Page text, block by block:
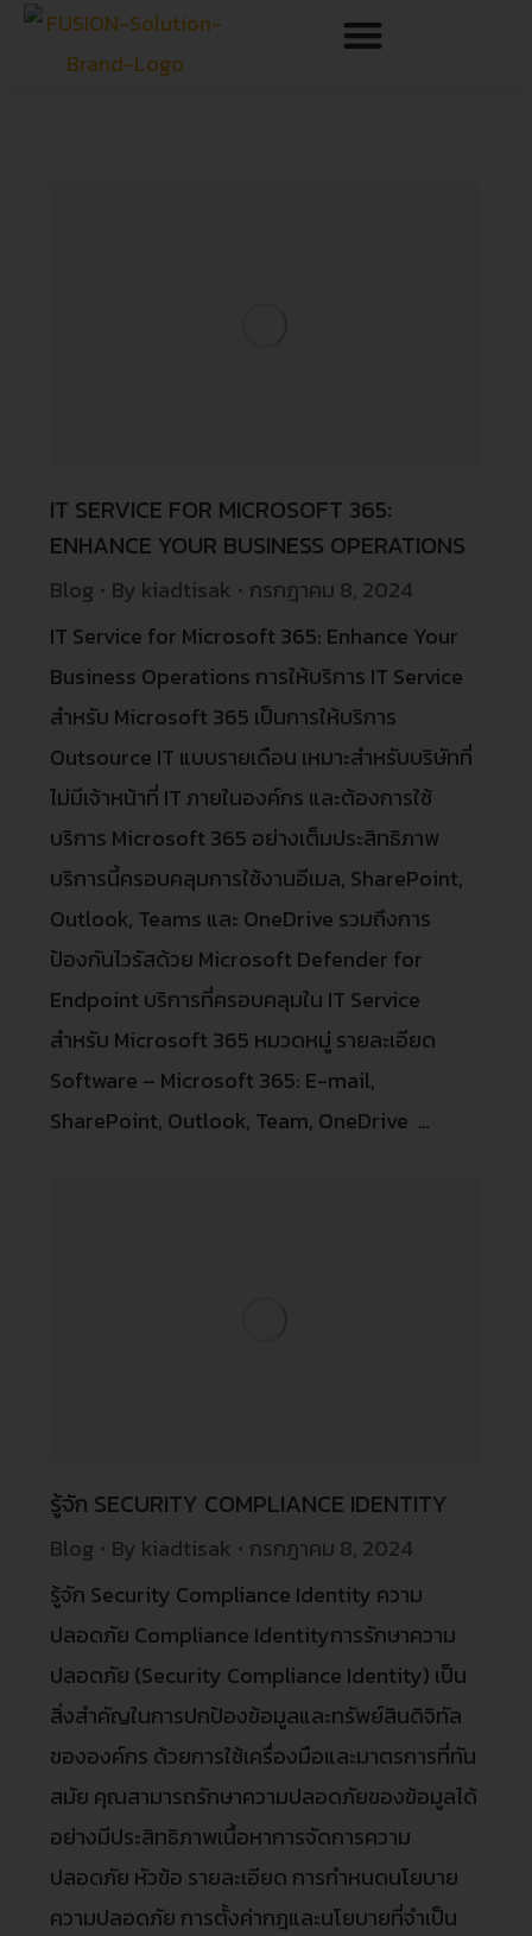
IT SERVICE FOR MICROSOFT 365:
ENHANCE YOUR BUSINESS OPERATIONS
Blog By kiadtisak
กรกฎาคม 8, 2024
IT Service for Microsoft 365: Enhance Your
Business Operations การให้บริการ IT Service
สำหรับ Microsoft 365 เป็นการให้บริการ
Outsource IT แบบรายเดือน เหมาะสำหรับบริษัทที่
ไม่มีเจ้าหน้าที่ IT ภายในองค์กร และต้องการใช้
บริการ Microsoft 365 อย่างเต็มประสิทธิภาพ
บริการนี้ครอบคลุมการใช้งานอีเมล, SharePoint,
Outlook, Teams และ OneDrive รวมถึงการ
ป้องกันไวรัสด้วย Microsoft Defender for
Endpoint บริการที่ครอบคลุมใน IT Service
สำหรับ Microsoft 365 หมวดหมู่ รายละเอียด
Software – Microsoft 365: E-mail,
SharePoint, Outlook, Team, OneDrive …
รู้จัก SECURITY COMPLIANCE IDENTITY
Blog By kiadtisak
กรกฎาคม 8, 2024
รู้จัก Security Compliance Identity ความ
ปลอดภัย Compliance Identityการรักษาความ
ปลอดภัย (Security Compliance Identity) เป็น
สิ่งสำคัญในการปกป้องข้อมูลและทรัพย์สินดิจิทัล
ขององค์กร ด้วยการใช้เครื่องมือและมาตรการที่ทัน
สมัย คุณสามารถรักษาความปลอดภัยของข้อมูลได้
อย่างมีประสิทธิภาพเนื้อหาการจัดการความ
ปลอดภัย หัวข้อ รายละเอียด การกำหนดนโยบาย
ความปลอดภัย การตั้งค่ากฎและนโยบายที่จำเป็น